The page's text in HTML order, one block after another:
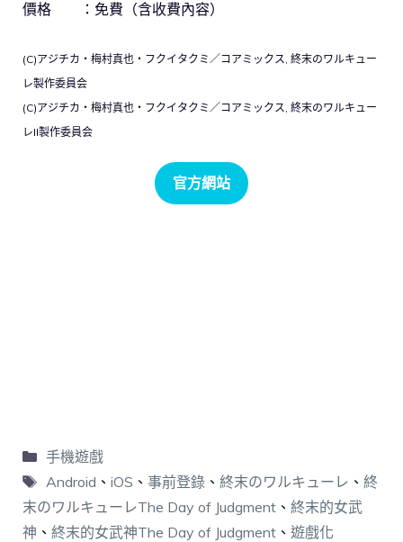
價格 ：免費（含收費內容）
(C)アジチカ・梅村真也・フクイタクミ／コアミックス, 終末のワルキュー
レ製作委員会
(C)アジチカ・梅村真也・フクイタクミ／コアミックス, 終末のワルキュー
レII製作委員会
官方網站
手機遊戲
Android 、 iOS 、 事前登錄、 終末のワルキューレ 、 終
末のワルキューレThe Day of Judgment 、 終末的女武
神 、 終末的女武神The Day of Judgment 、 遊戲化